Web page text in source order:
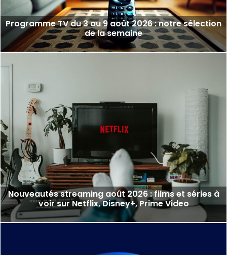
Programme TV du 3 au 9 août 2026 : notre sélection
de la semaine
Nouveautés streaming août 2026 : films et séries à
voir sur Netflix, Disney+, Prime Video